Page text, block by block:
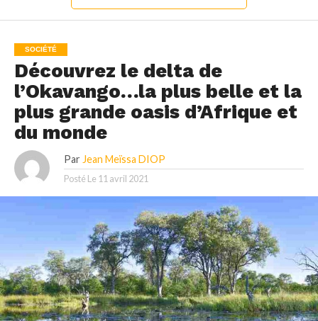
SOCIÉTÉ
Découvrez le delta de
l’Okavango…la plus belle et la
plus grande oasis d’Afrique et
du monde
Par Jean Meïssa DIOP
Posté Le 11 avril 2021